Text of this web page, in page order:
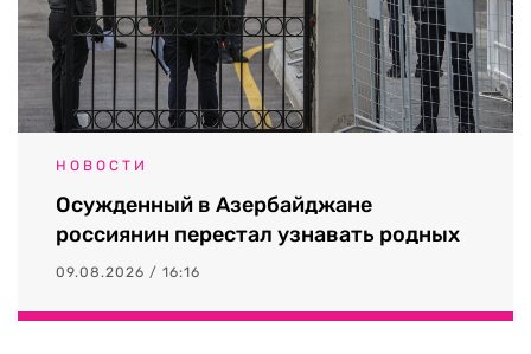
НОВОСТИ
Осужденный в Азербайджане
россиянин перестал узнавать родных
09.08.2026 / 16:16